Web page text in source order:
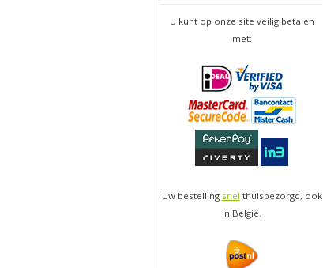
U kunt op onze site veilig betalen
met:
Uw bestelling snel thuisbezorgd, ook
in België.